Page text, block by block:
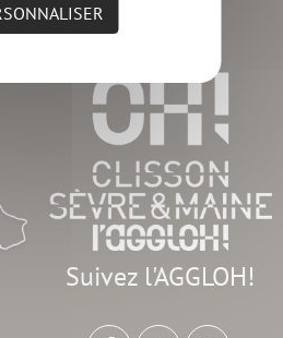
Suivez l'AGGLOH!